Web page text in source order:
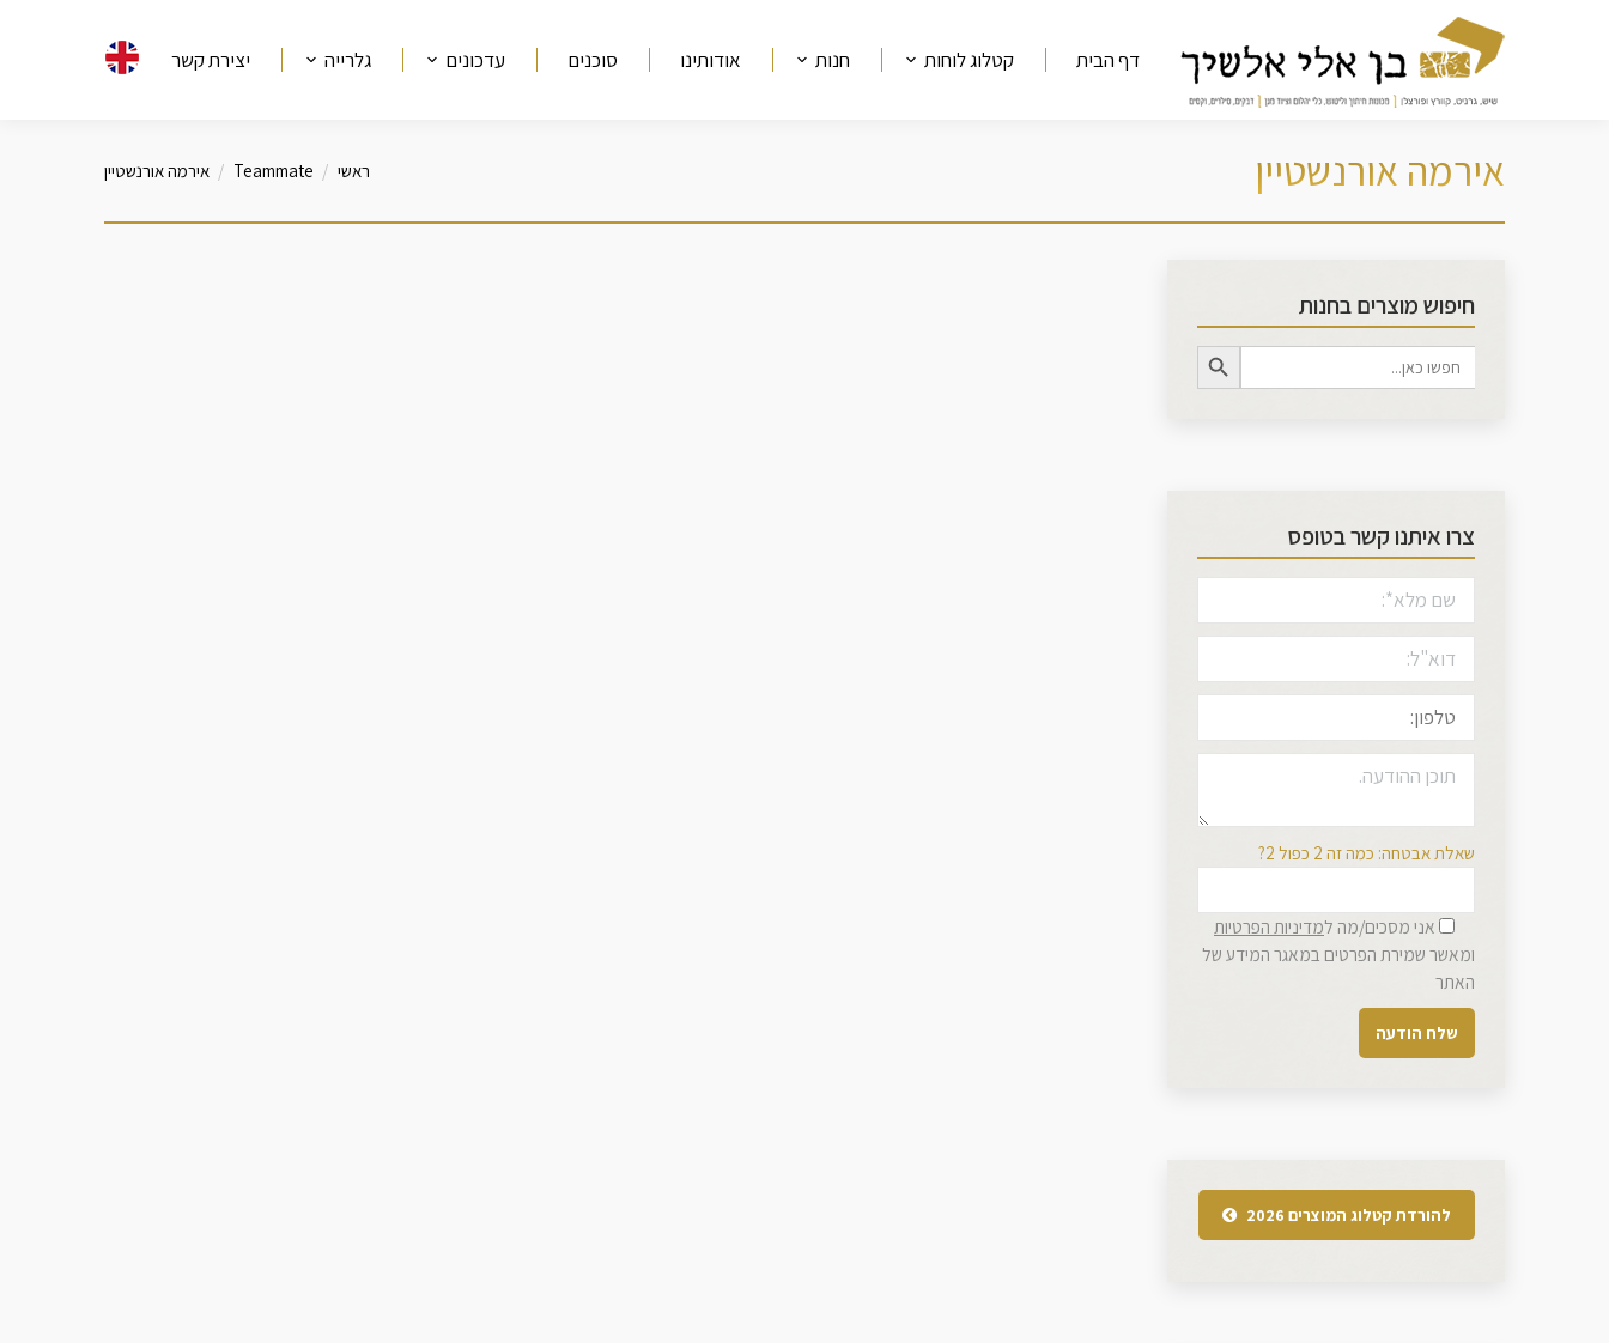
דף הבית קטלוג לוחות חנות אודותינו סוכנים עדכונים גלרייה יצירת קשר
אירמה אורנשטיין ראשי Teammate אירמה אורנשטיין
חיפוש מוצרים בחנות
Search
for:
Search Button
צרו איתנו קשר בטופס
שאלת אבטחה: כמה זה 2 כפול 2?
אני מסכים/מה למדיניות הפרטיות
ומאשר שמירת הפרטים במאגר המידע של
האתר
להורדת קטלוג המוצרים 2026